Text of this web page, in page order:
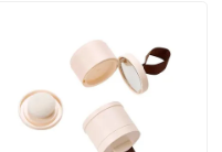
منتجات
أشرطة فيديو